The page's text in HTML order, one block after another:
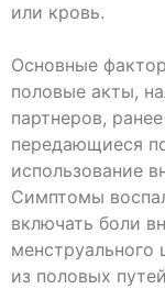
или кровь.
Основные
половые акты,
партнеров,
передающиеся
использование
Симптомы
включать боли
менструального
из половых